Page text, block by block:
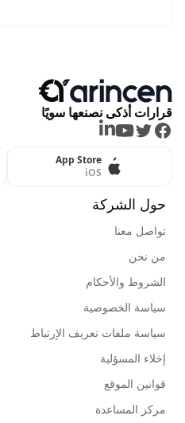
قرارات أذكى نصنعها سويًا
Facebook
Twitter
Youtube
LinkedIn
App Store
iOS
حول الشركة
تواصل معنا
من نحن
الشروط والأحكام
سياسة الخصوصية
سياسة ملفات تعريف الإرتباط
إخلاء المسؤلية
قوانين الموقع
مركز المساعدة